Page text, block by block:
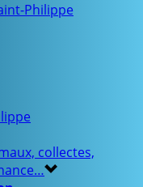
Philippe
collectes,